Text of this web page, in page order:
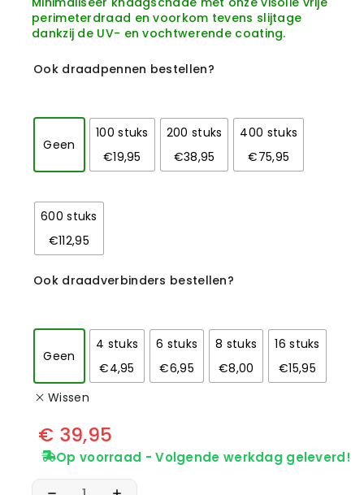
perimeterdraad en voorkom tevens slijtage
dankzij de UV- en vochtwerende coating.
Ook draadpennen bestellen?
Geen
100 stuks
€19,95
200 stuks
€38,95
400 stuks
€75,95
600 stuks
€112,95
Ook draadverbinders bestellen?
Geen
4 stuks
€4,95
6 stuks
€6,95
8 stuks
€8,00
16 stuks
€15,95
Wissen
€ 39,95
Op voorraad - Volgende werkdag geleverd!